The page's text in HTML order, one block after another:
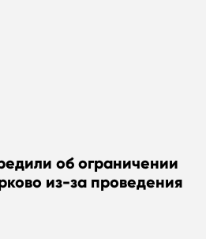
об ограничении
из-за проведения